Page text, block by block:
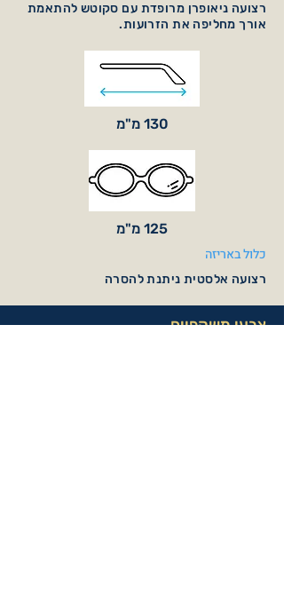
רצועה ניאופרן מרופדת עם סקוטש להתאמת
אורך מחליפה את הזרועות.
130 מ"מ
125 מ"מ
כלול באריזה
רצועה אלסטית ניתנת להסרה
צבעי משקפיים